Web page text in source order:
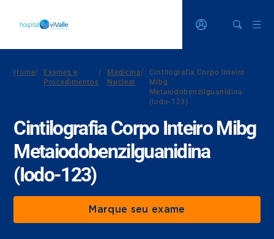
Home/
Exames e
Procedimentos
/
Medicina
Nuclear
/
Cintilografia Corpo Inteiro
Mibg
Metaiodobenzilguanidina
(Iodo-123)
Cintilografia Corpo Inteiro Mibg
Metaiodobenzilguanidina
(Iodo-123)
Marque seu exame